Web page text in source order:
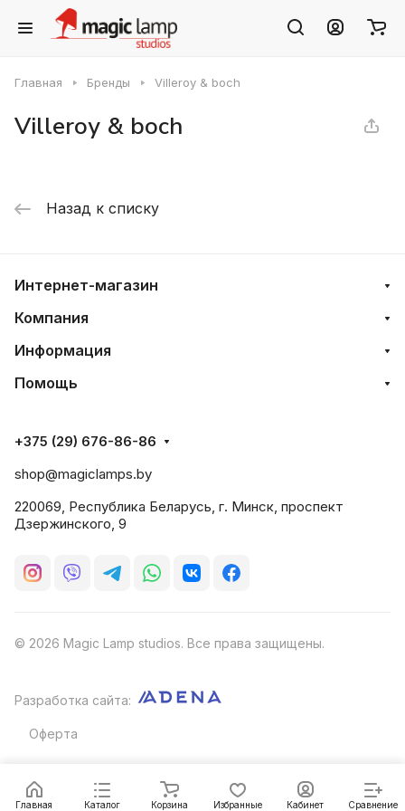
Главная Бренды Villeroy & boch
Villeroy & boch
Назад к списку
Главная Каталог Корзина Избранные Кабинет Сравнение
Интернет-магазин
Компания
Информация
Помощь
+375 (29) 676-86-86
shop@magiclamps.by
220069, Республика Беларусь, г. Минск, проспект
Дзержинского, 9
© 2026 Magic Lamp studios. Все права защищены.
Разработка сайта:
Оферта